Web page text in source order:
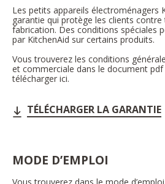
Les petits appareils électroménagers
garantie qui protège les clients
fabrication. Des conditions spéciales
par KitchenAid sur certains produits.
Vous trouverez les conditions
et commerciale dans le document
télécharger ici.
TÉLÉCHARGER LA GARANTIE
MODE D’EMPLOI
Vous trouverez dans le mode